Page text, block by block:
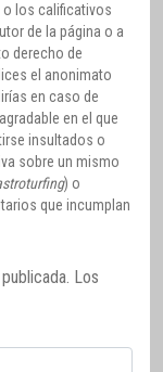
los calificativos
de la página o a
derecho de
el anonimato
en caso de
en el que
insultados o
sobre un mismo
) o
que incumplan
Los